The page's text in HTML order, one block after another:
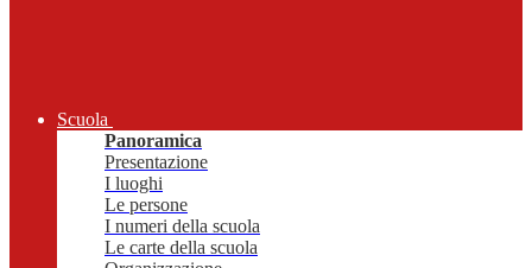
Scuola
Panoramica
Presentazione
I luoghi
Le persone
I numeri della scuola
Le carte della scuola